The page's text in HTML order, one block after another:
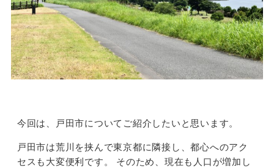
今回は、戸田市についてご紹介したいと思います。
戸田市は荒川を挟んで東京都に隣接し、都心へのアク
セスも大変便利です。 そのため、現在も人口が増加し